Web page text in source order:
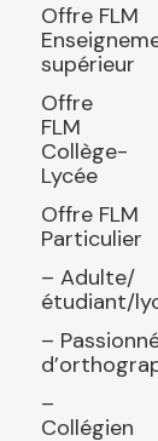
Offre FLM
supérieur
Offre
FLM
Collège-
Lycée
Offre FLM
Particulier
– Adulte/
étudiant/
–
–
Collégien